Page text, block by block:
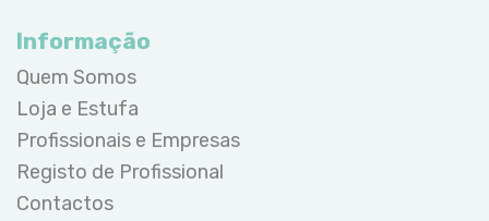
Informação
Quem Somos
Loja e Estufa
Profissionais e Empresas
Registo de Profissional
Contactos